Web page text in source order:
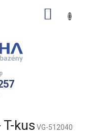
kus VG-512040